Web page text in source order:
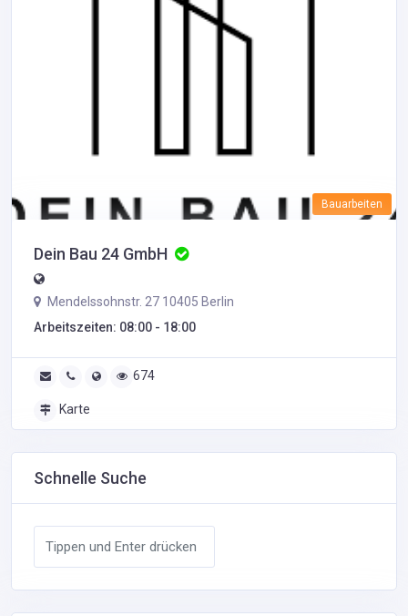
Bauarbeiten
Dein Bau 24 GmbH
Mendelssohnstr. 27 10405 Berlin
Arbeitszeiten: 08:00 - 18:00
674
Karte
Schnelle Suche